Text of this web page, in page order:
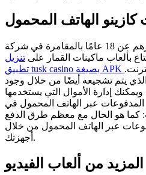
كازينو الهاتف المحمول
يُسمح فقط لمن تزيد أعمارهم عن 18 عامًا بالمقامرة في شركة
بألعاب ماكينات القمار على تنزيل
يتم تشجيعه أيضًا من خلال وجود
إدارة الأموال التي يستخدمها
المدفوعات عبر الهاتف المحمول في
كما هو الحال مع معظم طرق الدفع
عبر الهاتف المحمول من خلال
أجهزتك.
المزيد من ألعاب الفيديو